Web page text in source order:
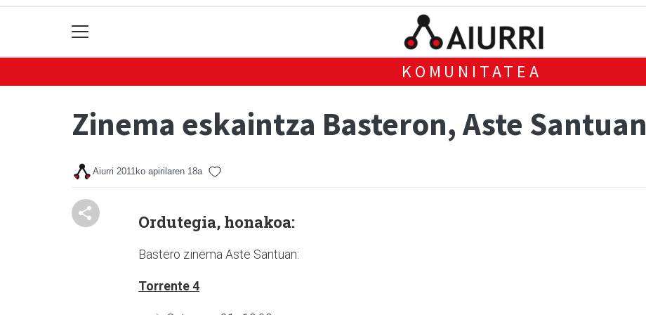
KOMUNITATEA
Zinema eskaintza Basteron, Aste Santuan
Aiurri 2011ko apirilaren 18a
Ordutegia, honakoa:
Bastero zinema Aste Santuan:
Torrente 4